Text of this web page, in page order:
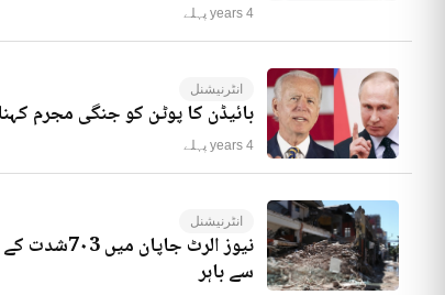
4 years پہلے
انٹرنیشنل
بائیڈن کا پوٹن کو جنگی مجرم
4 years پہلے
انٹرنیشنل
نیوز الرٹ
سے باہر